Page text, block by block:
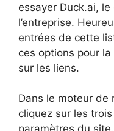
essayer Duck.ai,
l’entreprise.
entrées de cette
ces options pour
sur les liens.
Dans le moteur de
cliquez sur les